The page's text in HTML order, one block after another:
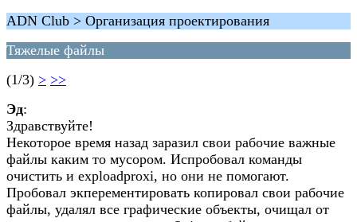
ADN Club > Организация проектирования
Тяжелые файлы
(1/3) > >>
Эд:
Здравствуйте!
Некоторое время назад заразил свои рабочие важные
файлы каким то мусором. Испробовал команды
очистить и exploadproxi, но они не помогают.
Пробовал экперементировать копировал свои рабочие
файлы, удалял все графические объекты, очищал от